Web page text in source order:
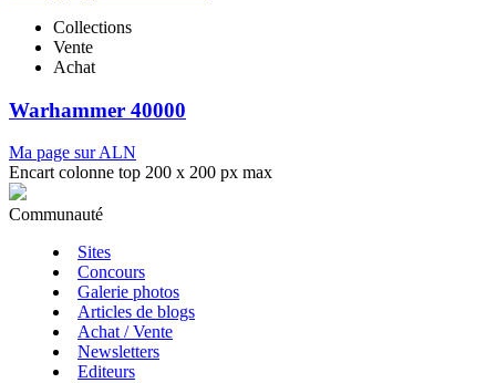
Collections
Vente
Achat
Warhammer 40000
Ma page sur ALN
Encart colonne top 200 x 200 px max
Communauté
Sites
Concours
Galerie photos
Articles de blogs
Achat / Vente
Newsletters
Editeurs